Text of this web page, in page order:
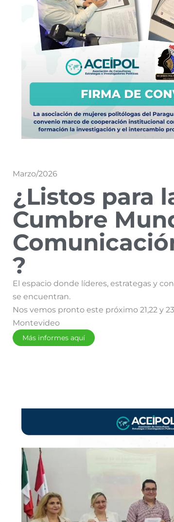
Marzo/2026
¿Listos para
Cumbre
?
El espacio donde líderes, estrategas y
se encuentran.
Nos vemos pronto este próximo 21,22 y
Montevideo
Más informes aquí